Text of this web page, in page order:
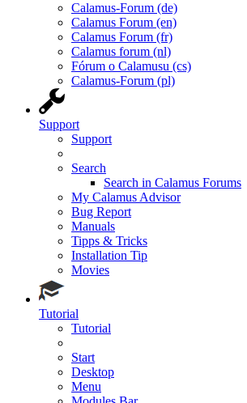
Calamus-Forum (de)
Calamus Forum (en)
Calamus Forum (fr)
Calamus forum (nl)
Fórum o Calamusu (cs)
Calamus-Forum (pl)
Support
Support
Search
Search in Calamus Forums
My Calamus Advisor
Bug Report
Manuals
Tipps & Tricks
Installation Tip
Movies
Tutorial
Tutorial
Start
Desktop
Menu